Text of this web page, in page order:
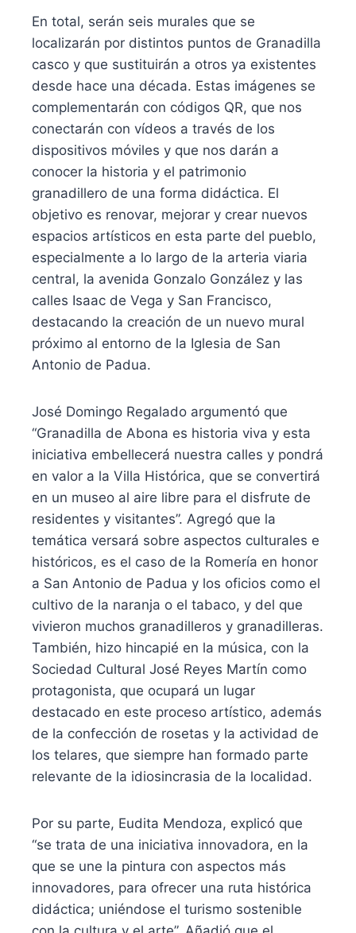
En total, serán seis murales que se
localizarán por distintos puntos de Granadilla
casco y que sustituirán a otros ya existentes
desde hace una década. Estas imágenes se
complementarán con códigos QR, que nos
conectarán con vídeos a través de los
dispositivos móviles y que nos darán a
conocer la historia y el patrimonio
granadillero de una forma didáctica. El
objetivo es renovar, mejorar y crear nuevos
espacios artísticos en esta parte del pueblo,
especialmente a lo largo de la arteria viaria
central, la avenida Gonzalo González y las
calles Isaac de Vega y San Francisco,
destacando la creación de un nuevo mural
próximo al entorno de la Iglesia de San
Antonio de Padua.
José Domingo Regalado argumentó que
“Granadilla de Abona es historia viva y esta
iniciativa embellecerá nuestra calles y pondrá
en valor a la Villa Histórica, que se convertirá
en un museo al aire libre para el disfrute de
residentes y visitantes”. Agregó que la
temática versará sobre aspectos culturales e
históricos, es el caso de la Romería en honor
a San Antonio de Padua y los oficios como el
cultivo de la naranja o el tabaco, y del que
vivieron muchos granadilleros y granadilleras.
También, hizo hincapié en la música, con la
Sociedad Cultural José Reyes Martín como
protagonista, que ocupará un lugar
destacado en este proceso artístico, además
de la confección de rosetas y la actividad de
los telares, que siempre han formado parte
relevante de la idiosincrasia de la localidad.
Por su parte, Eudita Mendoza, explicó que
“se trata de una iniciativa innovadora, en la
que se une la pintura con aspectos más
innovadores, para ofrecer una ruta histórica
didáctica; uniéndose el turismo sostenible